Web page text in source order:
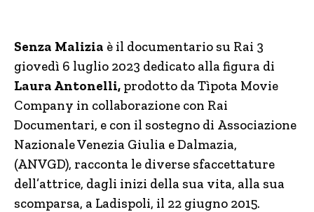
Senza Malizia è il documentario su Rai 3
giovedì 6 luglio 2023 dedicato alla figura di
Laura Antonelli, prodotto da Tìpota Movie
Company in collaborazione con Rai
Documentari, e con il sostegno di Associazione
Nazionale Venezia Giulia e Dalmazia,
(ANVGD), racconta le diverse sfaccettature
dell’attrice, dagli inizi della sua vita, alla sua
scomparsa, a Ladispoli, il 22 giugno 2015.